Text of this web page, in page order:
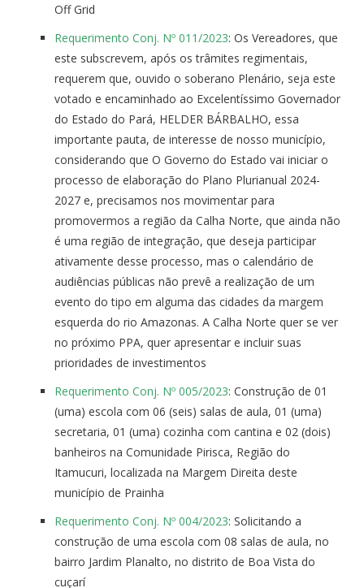
Off Grid
Requerimento Conj. Nº 011/2023: Os Vereadores, que
este subscrevem, após os trâmites regimentais,
requerem que, ouvido o soberano Plenário, seja este
votado e encaminhado ao Excelentíssimo Governador
do Estado do Pará, HELDER BÁRBALHO, essa
importante pauta, de interesse de nosso município,
considerando que O Governo do Estado vai iniciar o
processo de elaboração do Plano Plurianual 2024-
2027 e, precisamos nos movimentar para
promovermos a região da Calha Norte, que ainda não
é uma região de integração, que deseja participar
ativamente desse processo, mas o calendário de
audiências públicas não prevê a realização de um
evento do tipo em alguma das cidades da margem
esquerda do rio Amazonas. A Calha Norte quer se ver
no próximo PPA, quer apresentar e incluir suas
prioridades de investimentos
Requerimento Conj. Nº 005/2023: Construção de 01
(uma) escola com 06 (seis) salas de aula, 01 (uma)
secretaria, 01 (uma) cozinha com cantina e 02 (dois)
banheiros na Comunidade Pirisca, Região do
Itamucuri, localizada na Margem Direita deste
município de Prainha
Requerimento Conj. Nº 004/2023: Solicitando a
construção de uma escola com 08 salas de aula, no
bairro Jardim Planalto, no distrito de Boa Vista do
cuçarí